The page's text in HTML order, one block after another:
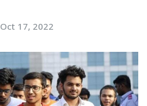
Oct 17, 2022